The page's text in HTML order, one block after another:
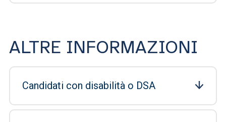
ALTRE INFORMAZIONI
Candidati con disabilità o DSA